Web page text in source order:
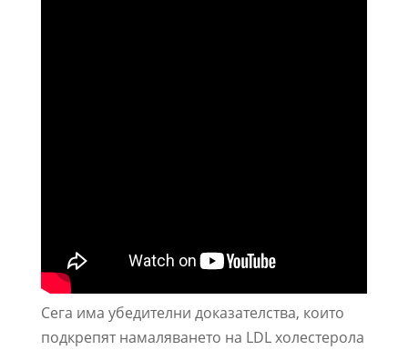
Сега има убедителни доказателства, които
подкрепят намаляването на LDL холестерола